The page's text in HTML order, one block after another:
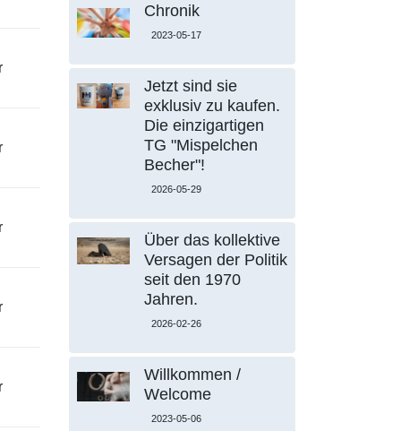
Chronik
2023-05-17
Jetzt sind sie
exklusiv zu kaufen.
Die einzigartigen
TG "Mispelchen
Becher"!
2026-05-29
Über das kollektive
Versagen der Politik
seit den 1970
Jahren.
2026-02-26
Willkommen /
Welcome
2023-05-06